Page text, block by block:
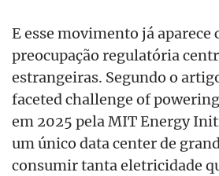
E esse movimento já aparece
preocupação regulatória
estrangeiras. Segundo o
faceted challenge of
em 2025 pela MIT Energy
um único data center de
consumir tanta eletricidade